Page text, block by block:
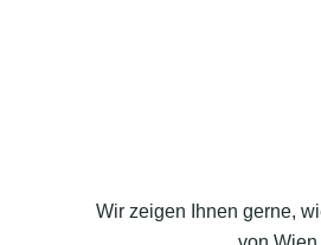
Wir zeigen Ihnen gerne,